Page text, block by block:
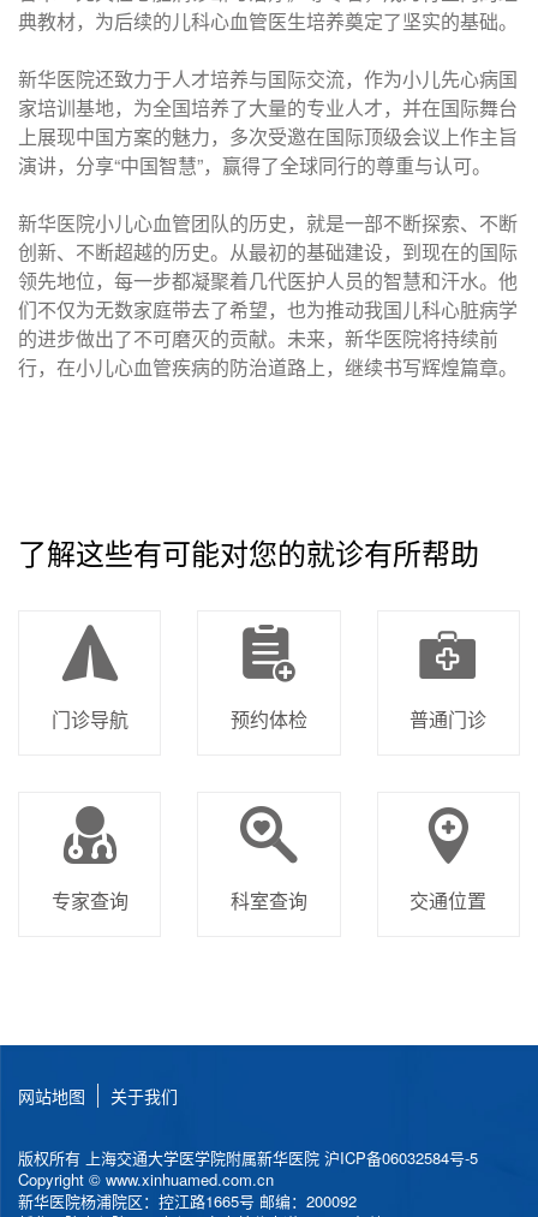
典教材，为后续的儿科心血管医生培养奠定了坚实的基础。
新华医院还致力于人才培养与国际交流，作为小儿先心病国
家培训基地，为全国培养了大量的专业人才，并在国际舞台
上展现中国方案的魅力，多次受邀在国际顶级会议上作主旨
演讲，分享“中国智慧”，赢得了全球同行的尊重与认可。
新华医院小儿心血管团队的历史，就是一部不断探索、不断
创新、不断超越的历史。从最初的基础建设，到现在的国际
领先地位，每一步都凝聚着几代医护人员的智慧和汗水。他
们不仅为无数家庭带去了希望，也为推动我国儿科心脏病学
的进步做出了不可磨灭的贡献。未来，新华医院将持续前
行，在小儿心血管疾病的防治道路上，继续书写辉煌篇章。
了解这些有可能对您的就诊有所帮助
门诊导航 预约体检 普通门诊
专家查询 科室查询 交通位置
网站地图 关于我们
版权所有 上海交通大学医学院附属新华医院 沪ICP备06032584号-5
Copyright © www.xinhuamed.com.cn
新华医院杨浦院区：控江路1665号 邮编：200092